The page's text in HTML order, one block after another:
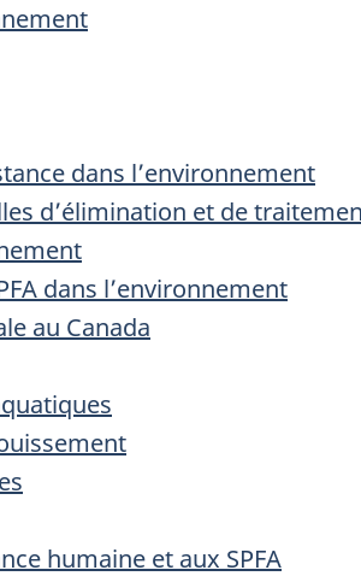
dans l’environnement
d’élimination et de
dans l’environnement
au Canada
humaine et aux SPFA